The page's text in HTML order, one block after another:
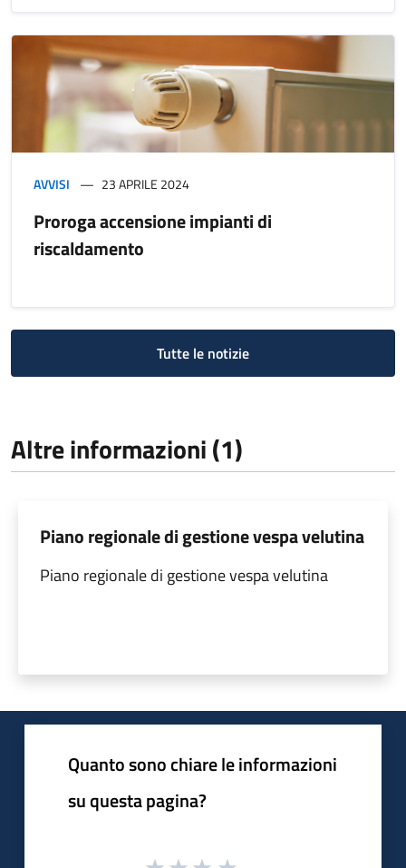
AVVISI 23 APRILE 2024
Proroga accensione impianti di
riscaldamento
Tutte le notizie
Altre informazioni (1)
Piano regionale di gestione vespa velutina
Piano regionale di gestione vespa velutina
Quanto sono chiare le informazioni
su questa pagina?